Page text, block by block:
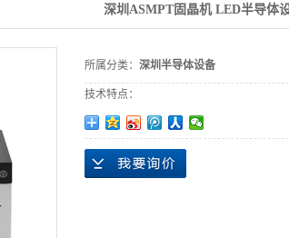
深圳ASMPT固晶机 LED半导体
所属分类： 深圳半导体设备
技术特点：